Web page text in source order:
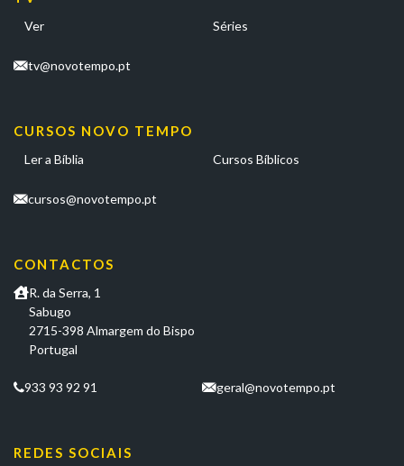
Ver Séries
tv@novotempo.pt
CURSOS NOVO TEMPO
Ler a Bíblia Cursos Bíblicos
cursos@novotempo.pt
CONTACTOS
R. da Serra, 1
Sabugo
2715-398 Almargem do Bispo
Portugal
933 93 92 91 geral@novotempo.pt
REDES SOCIAIS